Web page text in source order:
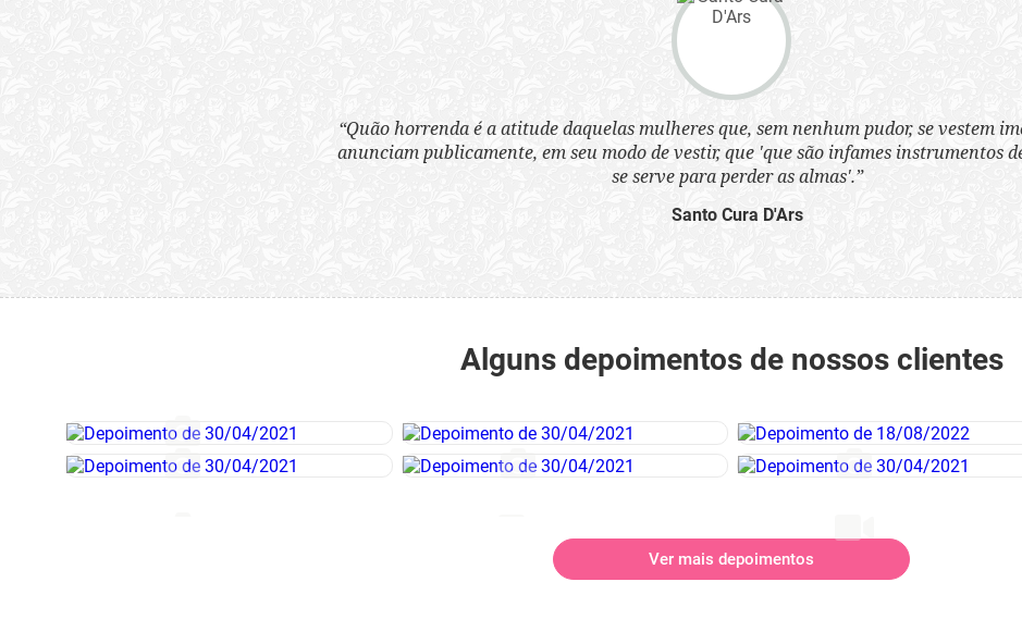
“Quão horrenda é a atitude daquelas mulheres que, sem nenhum pudor, se vestem
anunciam publicamente, em seu modo de vestir, que 'que são infames instrumentos
se serve para perder as almas'.”
Santo Cura D'Ars
Alguns depoimentos de nossos clientes
Ver mais depoimentos